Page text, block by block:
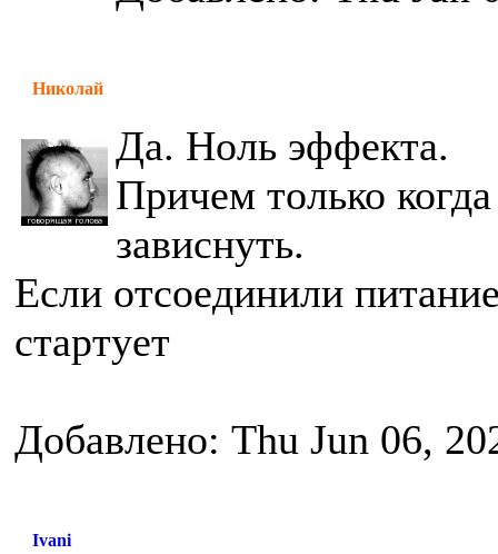
Николай
Да. Ноль эффекта.
Причем только
зависнуть.
Если отсоединили
стартует
Добавлено: Thu Jun 06,
Ivani